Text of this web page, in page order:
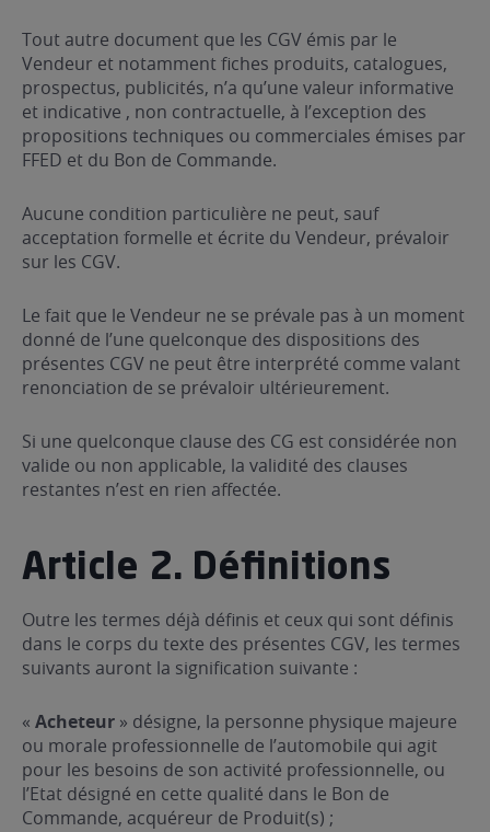
Tout autre document que les CGV émis par le
Vendeur et notamment fiches produits, catalogues,
prospectus, publicités, n’a qu’une valeur informative
et indicative , non contractuelle, à l’exception des
propositions techniques ou commerciales émises par
FFED et du Bon de Commande.
Aucune condition particulière ne peut, sauf
acceptation formelle et écrite du Vendeur, prévaloir
sur les CGV.
Le fait que le Vendeur ne se prévale pas à un moment
donné de l’une quelconque des dispositions des
présentes CGV ne peut être interprété comme valant
renonciation de se prévaloir ultérieurement.
Si une quelconque clause des CG est considérée non
valide ou non applicable, la validité des clauses
restantes n’est en rien affectée.
Article 2. Définitions
Outre les termes déjà définis et ceux qui sont définis
dans le corps du texte des présentes CGV, les termes
suivants auront la signification suivante :
« Acheteur » désigne, la personne physique majeure
ou morale professionnelle de l’automobile qui agit
pour les besoins de son activité professionnelle, ou
l’Etat désigné en cette qualité dans le Bon de
Commande, acquéreur de Produit(s) ;